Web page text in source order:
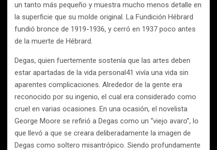
un tanto más pequeño y muestra mucho menos detalle en
la superficie que su molde original. La Fundición Hébrard
fundió bronce de 1919-1936, y cerró en 1937 poco antes
de la muerte de Hébrard.
Degas, quien fuertemente sostenía que las artes deben
estar apartadas de la vida personal41 vivía una vida sin
aparentes complicaciones. Alrededor de la gente era
reconocido por su ingenio, el cual era considerado como
cruel en varias ocasiones. En una ocasión, el novelista
George Moore se refirió a Degas como un “viejo avaro”, lo
que llevó a que se creara deliberadamente la imagen de
Degas como soltero misantrópico. Siendo profundamente